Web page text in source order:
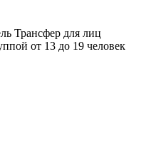
Трансфер для лиц
от 13 до 19 человек